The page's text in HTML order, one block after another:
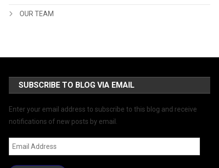
OUR TEAM
SUBSCRIBE TO BLOG VIA EMAIL
Enter your email address to subscribe to this blog and receive
notifications of new posts by email.
Email
Address